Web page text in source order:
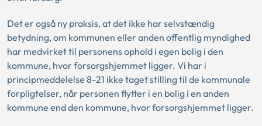
Det er også ny praksis, at det ikke har selvstændig
betydning, om kommunen eller anden offentlig myndighed
har medvirket til personens ophold i egen bolig i den
kommune, hvor forsorgshjemmet ligger. Vi har i
principmeddelelse 8-21 ikke taget stilling til de kommunale
forpligtelser, når personen flytter i en bolig i en anden
kommune end den kommune, hvor forsorgshjemmet ligger.